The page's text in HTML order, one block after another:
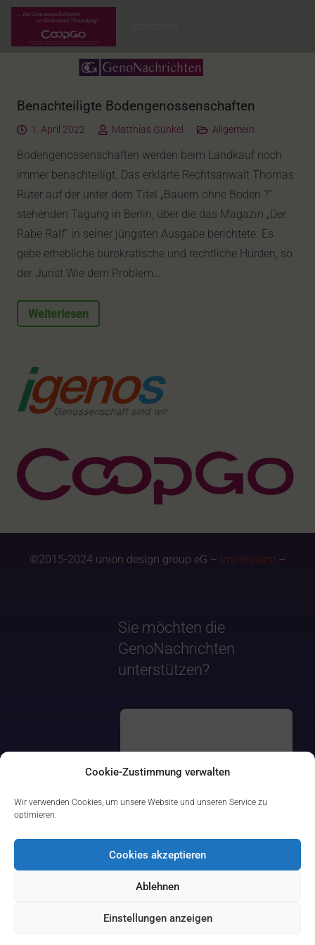
Cookie-Zustimmung verwalten
Wir verwenden Cookies, um unsere Website und unseren Service zu
optimieren.
Cookies akzeptieren
Ablehnen
Einstellungen anzeigen
Benachteiligte Bodengenossenschaften
1. April 2022 Matthias Günkel Allgemein
Bodengenossenschaften werden beim Landkauf noch
immer benachteiligt. Das erklärte Rechtsanwalt Thomas
Rüter auf der unter dem Titel „Bauern ohne Boden ?“
stehenden Tagung in Berlin, über die das Magazin „Der
Rabe Ralf“ in seiner jüngsten Ausgabe berichtete. Es
gebe erhebliche bürokratische und rechtliche Hürden, so
der Jurist.Wie dem Problem…
Weiterlesen
©2015-2024 union design group eG – Impressum –
Sie möchten die
GenoNachrichten
unterstützen?